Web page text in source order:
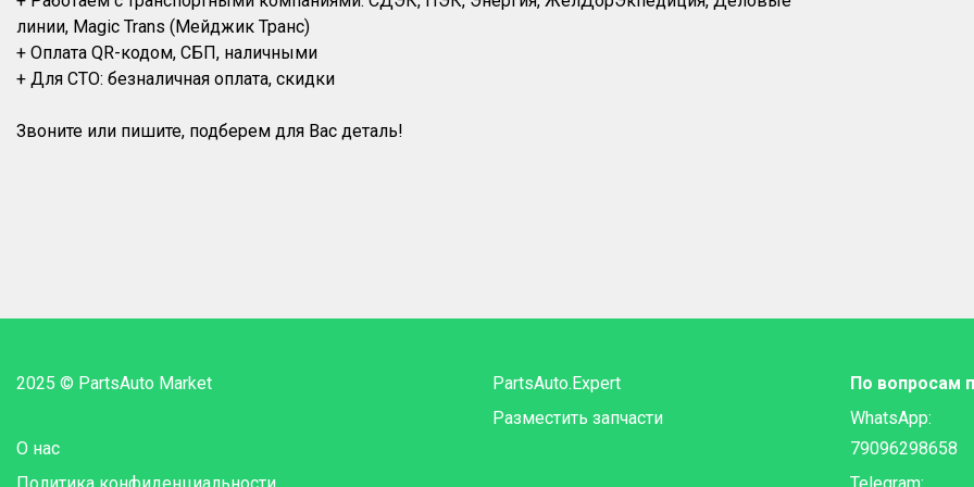
линии, Magic Trans (Мейджик Транс)
+ Оплата QR-кодом, СБП, наличными
+ Для СТО: безналичная оплата, скидки
2025 © PartsAuto Market
О нас
PartsAuto.Expert
Разместить запчасти
По вопросам
WhatsApp:
79096298658